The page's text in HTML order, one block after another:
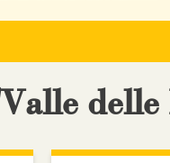
delle